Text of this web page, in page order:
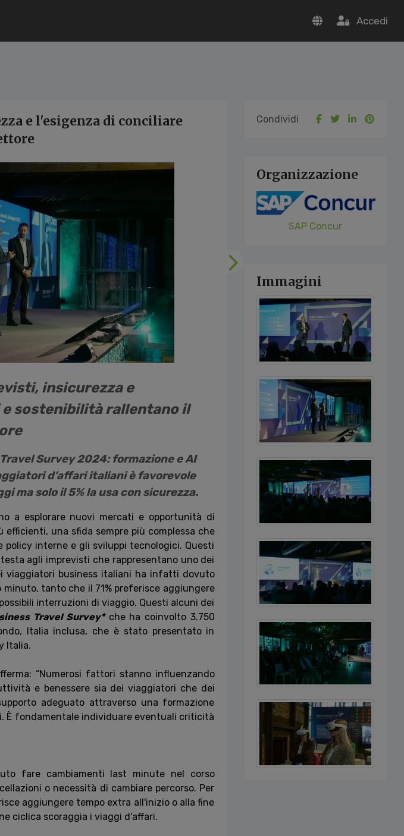
Accedi
e l'esigenza di conciliare
Successivo
insicurezza e
e sostenibilità rallentano il
Survey 2024: formazione e AI
d’affari italiani è favorevole
ma solo il 5% la usa con sicurezza.
a esplorare nuovi mercati e opportunità di
una sfida sempre più complessa che
interne e gli sviluppi tecnologici. Questi
agli imprevisti che rappresentano uno dei
viaggiatori business italiani ha infatti dovuto
tanto che il 71% preferisce aggiungere
interruzioni di viaggio. Questi alcuni dei
Travel Survey*che ha coinvolto 3.750
Italia inclusa, che è stato presentato in
Italia.
“Numerosi fattori stanno influenzando
e benessere sia dei viaggiatori che dei
adeguato attraverso una formazione
È fondamentale individuare eventuali criticità
fare cambiamenti last minute nel corso
o necessità di cambiare percorso. Per
aggiungere tempo extra all'inizio o alla fine
ciclica scoraggia i viaggi d'affari.
Condividi
Organizzazione
SAP Concur
Immagini